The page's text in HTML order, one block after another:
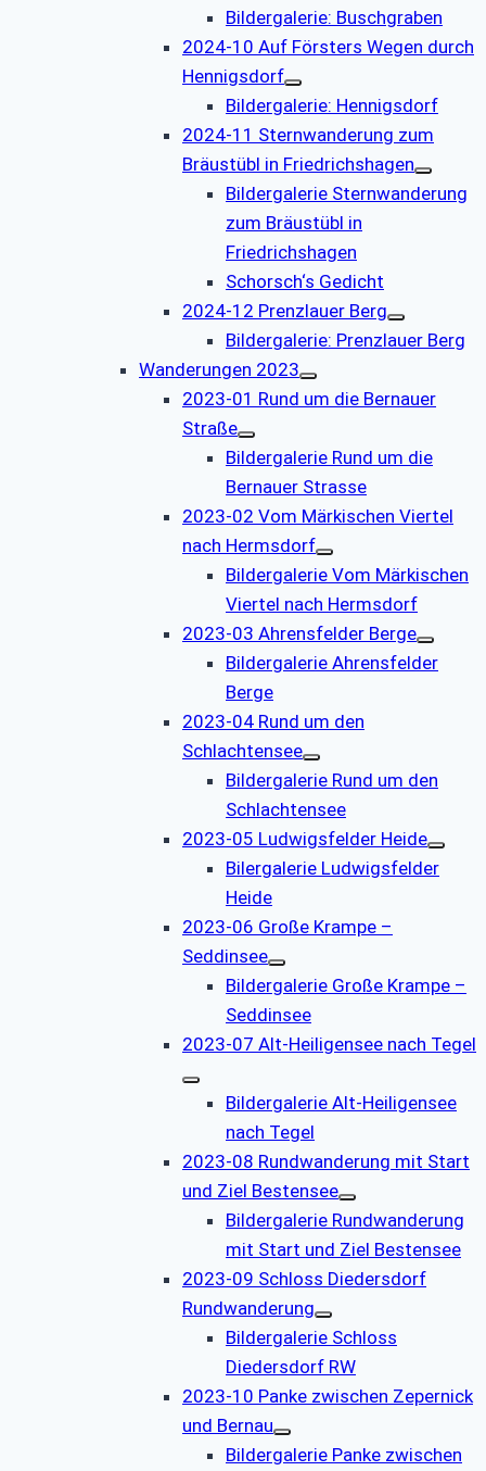
Bildergalerie: Buschgraben
2024-10 Auf Försters Wegen durch
Hennigsdorf
Bildergalerie: Hennigsdorf
2024-11 Sternwanderung zum
Bräustübl in Friedrichshagen
Bildergalerie Sternwanderung
zum Bräustübl in
Friedrichshagen
Schorsch‘s Gedicht
2024-12 Prenzlauer Berg
Bildergalerie: Prenzlauer Berg
Wanderungen 2023
2023-01 Rund um die Bernauer
Straße
Bildergalerie Rund um die
Bernauer Strasse
2023-02 Vom Märkischen Viertel
nach Hermsdorf
Bildergalerie Vom Märkischen
Viertel nach Hermsdorf
2023-03 Ahrensfelder Berge
Bildergalerie Ahrensfelder
Berge
2023-04 Rund um den
Schlachtensee
Bildergalerie Rund um den
Schlachtensee
2023-05 Ludwigsfelder Heide
Bilergalerie Ludwigsfelder
Heide
2023-06 Große Krampe –
Seddinsee
Bildergalerie Große Krampe –
Seddinsee
2023-07 Alt-Heiligensee nach Tegel
Bildergalerie Alt-Heiligensee
nach Tegel
2023-08 Rundwanderung mit Start
und Ziel Bestensee
Bildergalerie Rundwanderung
mit Start und Ziel Bestensee
2023-09 Schloss Diedersdorf
Rundwanderung
Bildergalerie Schloss
Diedersdorf RW
2023-10 Panke zwischen Zepernick
und Bernau
Bildergalerie Panke zwischen